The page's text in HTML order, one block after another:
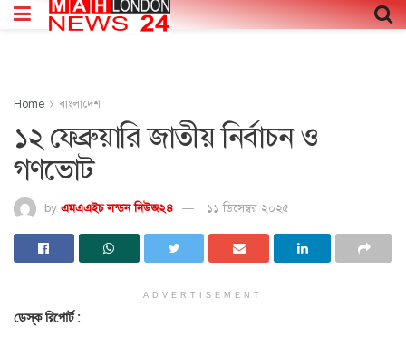
Home বাংলাদেশ
১২ ফেব্রুয়ারি জাতীয় নির্বাচন ও
গণভোট
by এমএএইচ লন্ডন নিউজ২৪ ১১ ডিসেম্বর ২০২৫
ADVERTISEMENT
ডেস্ক রিপোর্ট :